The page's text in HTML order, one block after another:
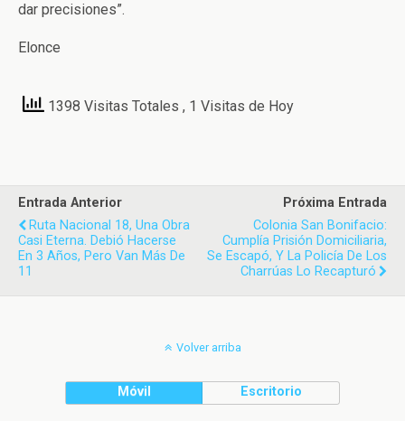
dar precisiones”.
Elonce
1398 Visitas Totales , 1 Visitas de Hoy
Entrada Anterior
Ruta Nacional 18, Una Obra
Casi Eterna. Debió Hacerse
En 3 Años, Pero Van Más De
11
Próxima Entrada
Colonia San Bonifacio:
Cumplía Prisión Domiciliaria,
Se Escapó, Y La Policía De Los
Charrúas Lo Recapturó
Volver arriba
Móvil Escritorio